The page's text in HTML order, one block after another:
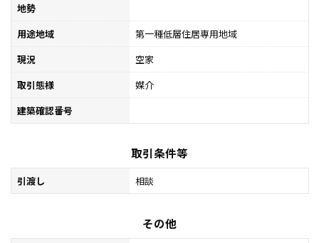
地勢
用途地域
第一種低層住居専用地域
現況
空家
取引態様
媒介
建築確認番号
取引条件等
引渡し 相談
その他